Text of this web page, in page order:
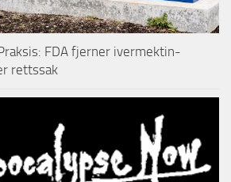
FDA fjerner ivermektin-
rettssak